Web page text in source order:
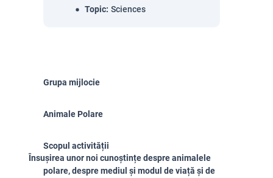
Topic: Sciences
Grupa mijlocie
Animale Polare
Scopul activității
Însușirea unor noi cunoștințe despre animalele
polare, despre mediul și modul de viață și de